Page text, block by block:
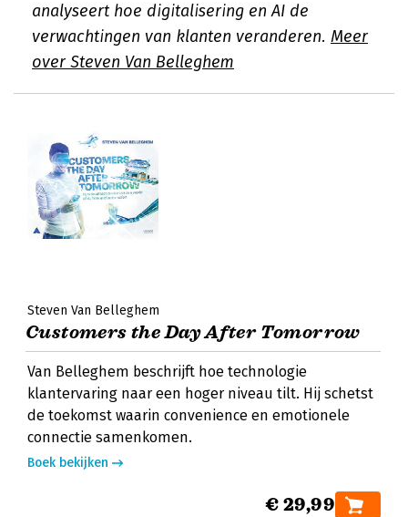
analyseert hoe digitalisering en AI de
verwachtingen van klanten veranderen. Meer
over Steven Van Belleghem
Steven Van Belleghem
Customers the Day After Tomorrow
Van Belleghem beschrijft hoe technologie
klantervaring naar een hoger niveau tilt. Hij schetst
de toekomst waarin convenience en emotionele
connectie samenkomen.
Boek bekijken
€ 29,99